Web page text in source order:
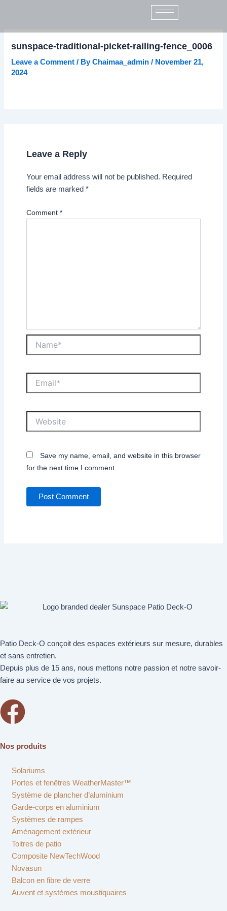
sunspace-traditional-picket-railing-fence_0006
Leave a Comment / ByChaimaa_admin/ November 21,
2024
Leave a Reply
Your email address will not be published. Required
fields are marked *
Comment *
Save my name, email, and website in this browser
for the next time I comment.
Patio Deck-O conçoit des espaces extérieurs sur mesure, durables
et sans entretien.
Depuis plus de 15 ans, nous mettons notre passion et notre savoir-
faire au service de vos projets.
Nos produits
Solariums
Portes et fenêtres WeatherMaster™
Système de plancher d’aluminium
Garde-corps en aluminium
Systèmes de rampes
Aménagement extérieur
Toitres de patio
Composite NewTechWood
Novasun
Balcon en fibre de verre
Auvent et systèmes moustiquaires